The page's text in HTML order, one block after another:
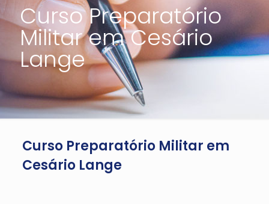
Curso Preparatório
Militar em Cesário
Lange
Curso Preparatório Militar em
Cesário Lange